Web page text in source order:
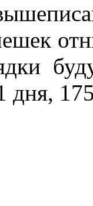
дня,